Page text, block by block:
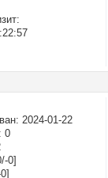
: 2024-01-22
0
0]